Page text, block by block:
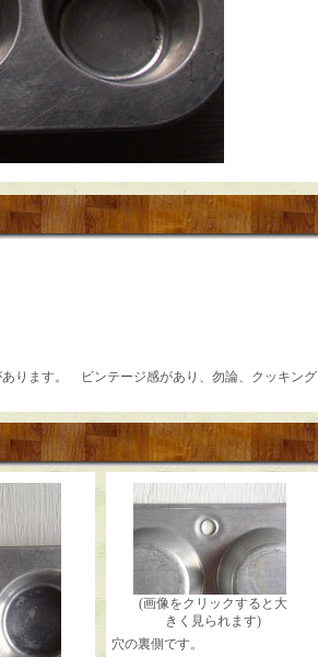
ます。 ビンテージ感があり、勿論、クッキング
(画像をクリックすると大
きく見られます)
穴の裏側です。